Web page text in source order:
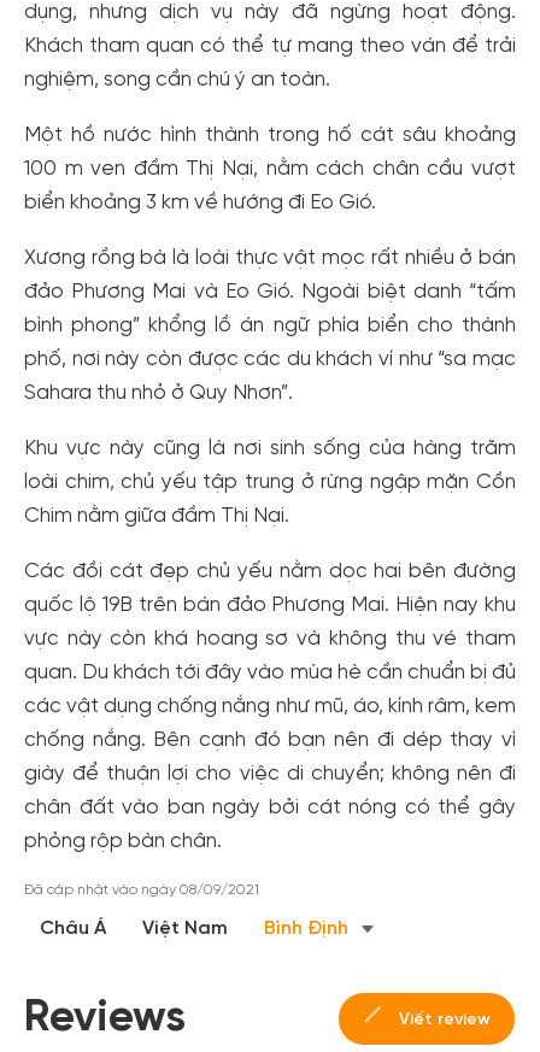
dụng, nhưng dịch vụ này đã ngừng hoạt động.
Khách tham quan có thể tự mang theo ván để trải
nghiệm, song cần chú ý an toàn.
Một hồ nước hình thành trong hố cát sâu khoảng
100 m ven đầm Thị Nại, nằm cách chân cầu vượt
biển khoảng 3 km về hướng đi Eo Gió.
Xương rồng bà là loài thực vật mọc rất nhiều ở bán
đảo Phương Mai và Eo Gió. Ngoài biệt danh “tấm
bình phong” khổng lồ án ngữ phía biển cho thành
phố, nơi này còn được các du khách ví như “sa mạc
Sahara thu nhỏ ở Quy Nhơn”.
Khu vực này cũng là nơi sinh sống của hàng trăm
loài chim, chủ yếu tập trung ở rừng ngập mặn Cồn
Chim nằm giữa đầm Thị Nại.
Các đồi cát đẹp chủ yếu nằm dọc hai bên đường
quốc lộ 19B trên bán đảo Phương Mai. Hiện nay khu
vực này còn khá hoang sơ và không thu vé tham
quan. Du khách tới đây vào mùa hè cần chuẩn bị đủ
các vật dụng chống nắng như mũ, áo, kính râm, kem
chống nắng. Bên cạnh đó bạn nên đi dép thay vì
giày để thuận lợi cho việc di chuyển; không nên đi
chân đất vào ban ngày bởi cát nóng có thể gây
phỏng rộp bàn chân.
Đã cập nhật vào ngày 08/09/2021
Châu Á Việt Nam Bình Định
Reviews Viết review